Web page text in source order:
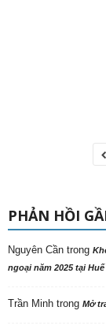
PHẢN HỒI
Nguyên Cần trong
ngoại năm 2025 tại Huế
Trần Minh trong Mở